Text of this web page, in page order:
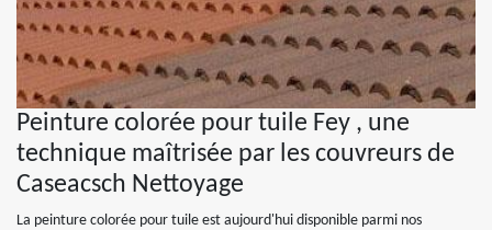
Peinture colorée pour tuile Fey , une
technique maîtrisée par les couvreurs de
Caseacsch Nettoyage
La peinture colorée pour tuile est aujourd'hui disponible parmi nos